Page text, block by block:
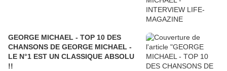
GEORGE MICHAEL - TOP 10 DES
CHANSONS DE GEORGE MICHAEL -
LE N°1 EST UN CLASSIQUE ABSOLU
!!